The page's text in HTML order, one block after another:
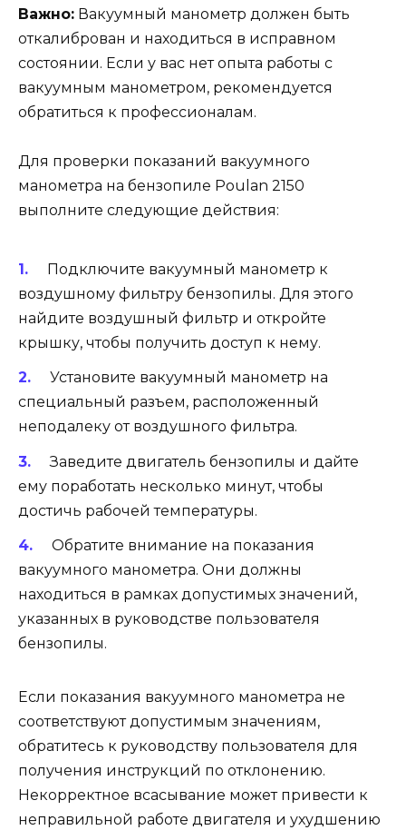
Важно: Вакуумный манометр должен быть
откалиброван и находиться в исправном
состоянии. Если у вас нет опыта работы с
вакуумным манометром, рекомендуется
обратиться к профессионалам.
Для проверки показаний вакуумного
манометра на бензопиле Poulan 2150
выполните следующие действия:
Подключите вакуумный манометр к
воздушному фильтру бензопилы. Для этого
найдите воздушный фильтр и откройте
крышку, чтобы получить доступ к нему.
Установите вакуумный манометр на
специальный разъем, расположенный
неподалеку от воздушного фильтра.
Заведите двигатель бензопилы и дайте
ему поработать несколько минут, чтобы
достичь рабочей температуры.
Обратите внимание на показания
вакуумного манометра. Они должны
находиться в рамках допустимых значений,
указанных в руководстве пользователя
бензопилы.
Если показания вакуумного манометра не
соответствуют допустимым значениям,
обратитесь к руководству пользователя для
получения инструкций по отклонению.
Некорректное всасывание может привести к
неправильной работе двигателя и ухудшению